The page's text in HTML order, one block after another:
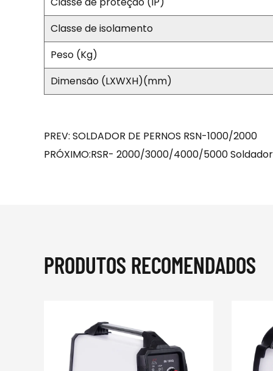
Classe de isolamento
Peso (Kg)
Dimensão (LXWXH)(mm)
PREV: SOLDADOR DE PERNOS RSN-1000/2000
PRÓXIMO:RSR- 2000/3000/4000/5000
PRODUTOS RECOMENDADOS